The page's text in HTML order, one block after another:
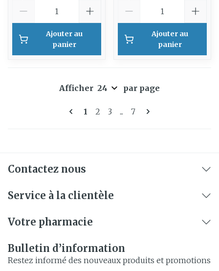
Ajouter au
panier
Ajouter au
panier
Pages
Vous lisez actuellement la page
1 Page
2 Page
3 ... Page
7
Afficher par page
Contactez nous
Service à la clientèle
Votre pharmacie
Bulletin d’information
Restez informé des nouveaux produits et promotions